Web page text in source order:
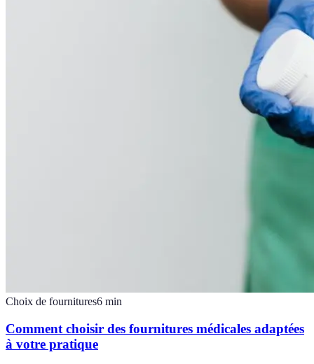
Choix de fournitures6 min
Comment choisir des fournitures médicales adaptées
à votre pratique